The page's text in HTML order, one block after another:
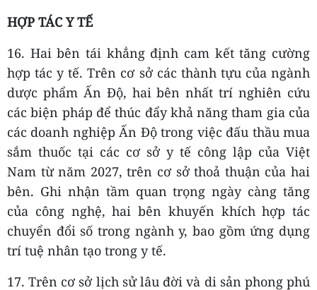
HỢP TÁC Y TẾ
16. Hai bên tái khẳng định cam kết tăng cường
hợp tác y tế. Trên cơ sở các thành tựu của ngành
dược phẩm Ấn Độ, hai bên nhất trí nghiên cứu
các biện pháp để thúc đẩy khả năng tham gia của
các doanh nghiệp Ấn Độ trong việc đấu thầu mua
sắm thuốc tại các cơ sở y tế công lập của Việt
Nam từ năm 2027, trên cơ sở thoả thuận của hai
bên. Ghi nhận tầm quan trọng ngày càng tăng
của công nghệ, hai bên khuyến khích hợp tác
chuyển đổi số trong ngành y, bao gồm ứng dụng
trí tuệ nhân tạo trong y tế.
17. Trên cơ sở lịch sử lâu đời và di sản phong phú